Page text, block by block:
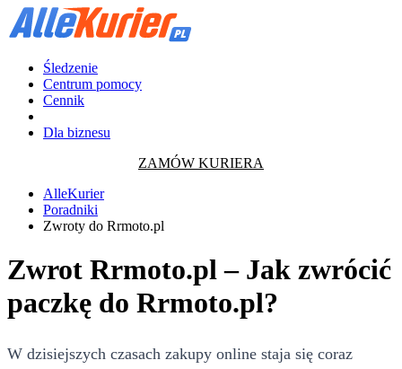
Śledzenie
Centrum pomocy
Cennik
Dla biznesu
ZAMÓW KURIERA
AlleKurier
Poradniki
Zwroty do Rrmoto.pl
Zwrot Rrmoto.pl – Jak zwrócić
paczkę do Rrmoto.pl?
W dzisiejszych czasach zakupy online staja się coraz